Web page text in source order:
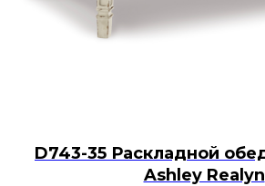
D743-35 Раскладной
Ashley Realyn